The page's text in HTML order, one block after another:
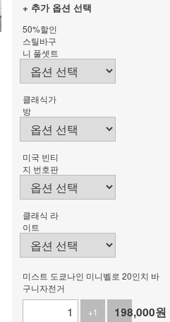
+ 추가 옵션 선택
50%할인
스틸바구
니 풀셋트
클래식가
방
미국 빈티
지 번호판
클래식 라
이트
미스트 도쿄나인 미니벨로 20인치 바
구니자전거
+1
-1
198,000원